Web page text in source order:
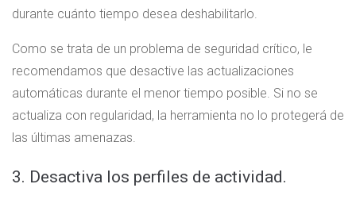
durante cuánto tiempo desea deshabilitarlo.
Como se trata de un problema de seguridad crítico, le
recomendamos que desactive las actualizaciones
automáticas durante el menor tiempo posible. Si no se
actualiza con regularidad, la herramienta no lo protegerá de
las últimas amenazas.
3. Desactiva los perfiles de actividad.